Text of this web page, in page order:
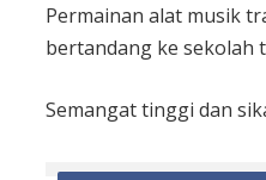
Permainan alat musik
bertandang ke sekolah
Semangat tinggi dan